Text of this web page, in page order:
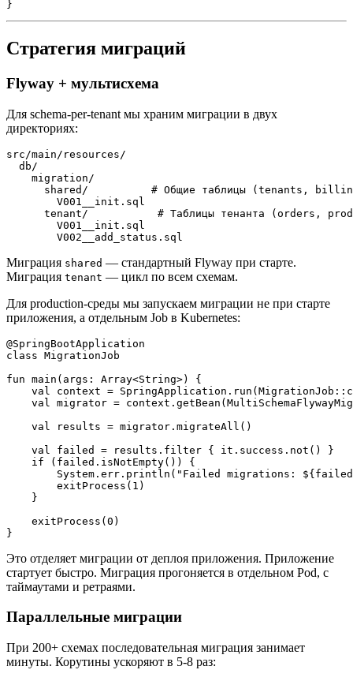
Стратегия миграций
Flyway + мультисхема
Для schema-per-tenant мы храним миграции в двух
директориях:
src/main/resources/
  db/
    migration/
shared/          # Общие таблицы (tenants,
        V001__init.sql
tenant/           # Таблицы тенанта (orders,
        V001__init.sql
Миграция shared — стандартный Flyway при старте.
Миграция tenant — цикл по всем схемам.
Для production-среды мы запускаем миграции не при старте
приложения, а отдельным Job в Kubernetes:
@SpringBootApplication
class MigrationJob
fun main(args: Array<String>) {
val context =
val migrator =
    val results = migrator.migrateAll()
    val failed = results.filter { it.success.not() }
    if (failed.isNotEmpty()) {
System.err.println("Failed migrations:
        exitProcess(1)
    }
    exitProcess(0)
Это отделяет миграции от деплоя приложения. Приложение
стартует быстро. Миграция прогоняется в отдельном Pod, с
таймаутами и ретраями.
Параллельные миграции
При 200+ схемах последовательная миграция занимает
минуты. Корутины ускоряют в 5-8 раз: